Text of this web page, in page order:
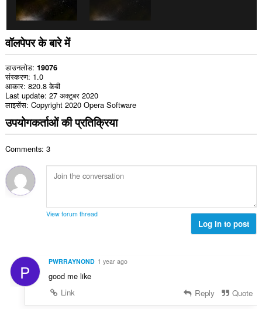
वॉलपेपर के बारे में
डाउनलोड 19076
संस्करण 1.0
आकार 820.8 केबी
Last update 27 अक्टूबर 2020
लाइसेंस Copyright 2020 Opera Software
उपयोगकर्ताओं की प्रतिक्रिया
Comments: 3
View forum thread
Log in to post
P PWRRAYNOND 1 year ago
good me like
Link
Reply Quote